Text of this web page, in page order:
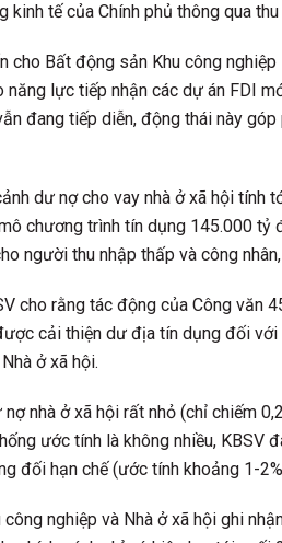
kinh tế của Chính phủ thông qua
cho Bất động sản Khu công
năng lực tiếp nhận các dự án FDI
đang tiếp diễn, động thái này
dư nợ cho vay nhà ở xã hội
chương trình tín dụng 145.000
người thu nhập thấp và công
cho rằng tác động của Công văn
cải thiện dư địa tín dụng đối
ở xã hội.
nhà ở xã hội rất nhỏ (chỉ chiếm
ước tính là không nhiều,
đối hạn chế (ước tính khoảng 1-
nghiệp và Nhà ở xã hội ghi